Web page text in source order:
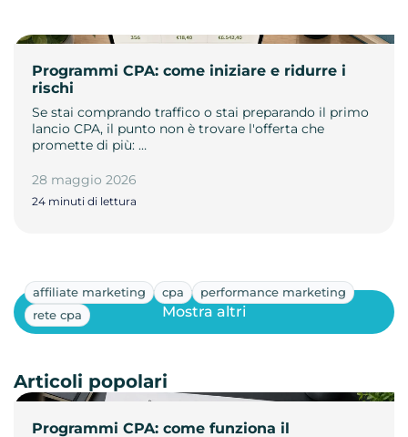
Programmi CPA: come iniziare e ridurre i
rischi
Se stai comprando traffico o stai preparando il primo
lancio CPA, il punto non è trovare l'offerta che
promette di più: …
28 maggio 2026
24 minuti di lettura
affiliate marketing cpa
performance marketing
rete cpa
Programmi CPA: come funziona il
Mostra altri
Articoli popolari